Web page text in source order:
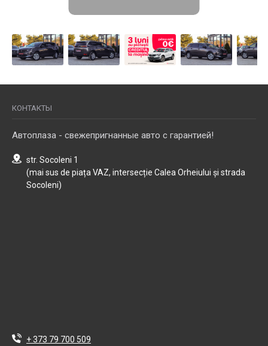
КОНТАКТЫ
Автоплаза - свежепригнанные авто с гарантией!
str. Socoleni 1
(mai sus de piața VAZ, intersecție Calea Orheiului și strada
Socoleni)
+ 373 79 700 509